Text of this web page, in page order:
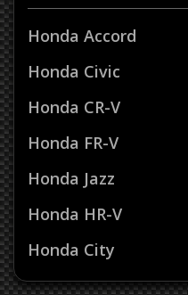
Honda Accord
Honda Civic
Honda CR-V
Honda FR-V
Honda Jazz
Honda HR-V
Honda City